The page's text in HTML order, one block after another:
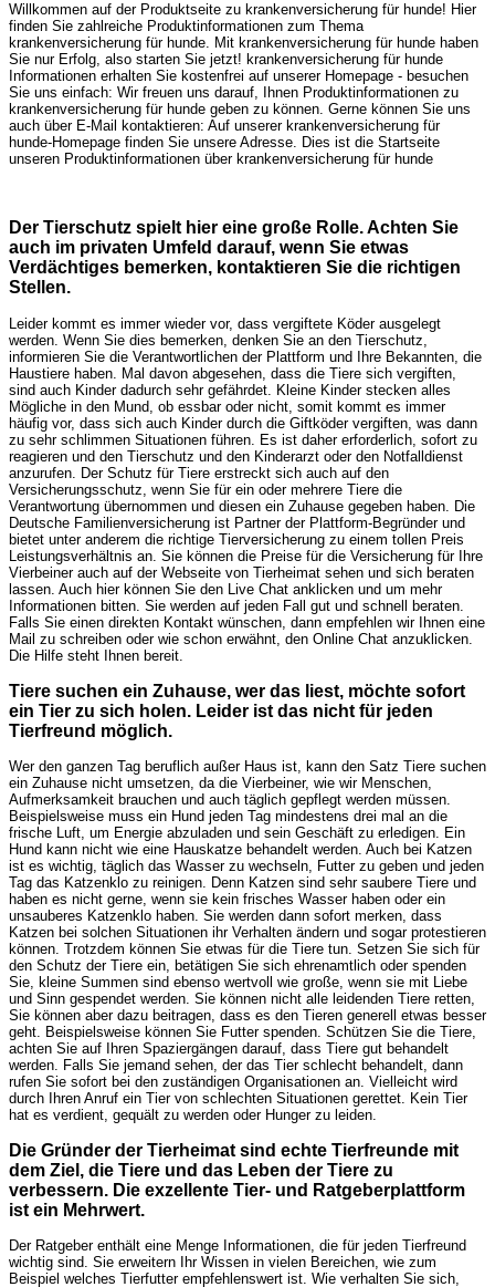
Willkommen auf der Produktseite zu krankenversicherung für hunde! Hier
finden Sie zahlreiche Produktinformationen zum Thema
krankenversicherung für hunde. Mit krankenversicherung für hunde haben
Sie nur Erfolg, also starten Sie jetzt! krankenversicherung für hunde
Informationen erhalten Sie kostenfrei auf unserer Homepage - besuchen
Sie uns einfach: Wir freuen uns darauf, Ihnen Produktinformationen zu
krankenversicherung für hunde geben zu können. Gerne können Sie uns
auch über E-Mail kontaktieren: Auf unserer krankenversicherung für
hunde-Homepage finden Sie unsere Adresse. Dies ist die Startseite
unseren Produktinformationen über krankenversicherung für hunde
Der Tierschutz spielt hier eine große Rolle. Achten Sie
auch im privaten Umfeld darauf, wenn Sie etwas
Verdächtiges bemerken, kontaktieren Sie die richtigen
Stellen.
Leider kommt es immer wieder vor, dass vergiftete Köder ausgelegt
werden. Wenn Sie dies bemerken, denken Sie an den Tierschutz,
informieren Sie die Verantwortlichen der Plattform und Ihre Bekannten, die
Haustiere haben. Mal davon abgesehen, dass die Tiere sich vergiften,
sind auch Kinder dadurch sehr gefährdet. Kleine Kinder stecken alles
Mögliche in den Mund, ob essbar oder nicht, somit kommt es immer
häufig vor, dass sich auch Kinder durch die Giftköder vergiften, was dann
zu sehr schlimmen Situationen führen. Es ist daher erforderlich, sofort zu
reagieren und den Tierschutz und den Kinderarzt oder den Notfalldienst
anzurufen. Der Schutz für Tiere erstreckt sich auch auf den
Versicherungsschutz, wenn Sie für ein oder mehrere Tiere die
Verantwortung übernommen und diesen ein Zuhause gegeben haben. Die
Deutsche Familienversicherung ist Partner der Plattform-Begründer und
bietet unter anderem die richtige Tierversicherung zu einem tollen Preis
Leistungsverhältnis an. Sie können die Preise für die Versicherung für Ihre
Vierbeiner auch auf der Webseite von Tierheimat sehen und sich beraten
lassen. Auch hier können Sie den Live Chat anklicken und um mehr
Informationen bitten. Sie werden auf jeden Fall gut und schnell beraten.
Falls Sie einen direkten Kontakt wünschen, dann empfehlen wir Ihnen eine
Mail zu schreiben oder wie schon erwähnt, den Online Chat anzuklicken.
Die Hilfe steht Ihnen bereit.
Tiere suchen ein Zuhause, wer das liest, möchte sofort
ein Tier zu sich holen. Leider ist das nicht für jeden
Tierfreund möglich.
Wer den ganzen Tag beruflich außer Haus ist, kann den Satz Tiere suchen
ein Zuhause nicht umsetzen, da die Vierbeiner, wie wir Menschen,
Aufmerksamkeit brauchen und auch täglich gepflegt werden müssen.
Beispielsweise muss ein Hund jeden Tag mindestens drei mal an die
frische Luft, um Energie abzuladen und sein Geschäft zu erledigen. Ein
Hund kann nicht wie eine Hauskatze behandelt werden. Auch bei Katzen
ist es wichtig, täglich das Wasser zu wechseln, Futter zu geben und jeden
Tag das Katzenklo zu reinigen. Denn Katzen sind sehr saubere Tiere und
haben es nicht gerne, wenn sie kein frisches Wasser haben oder ein
unsauberes Katzenklo haben. Sie werden dann sofort merken, dass
Katzen bei solchen Situationen ihr Verhalten ändern und sogar protestieren
können. Trotzdem können Sie etwas für die Tiere tun. Setzen Sie sich für
den Schutz der Tiere ein, betätigen Sie sich ehrenamtlich oder spenden
Sie, kleine Summen sind ebenso wertvoll wie große, wenn sie mit Liebe
und Sinn gespendet werden. Sie können nicht alle leidenden Tiere retten,
Sie können aber dazu beitragen, dass es den Tieren generell etwas besser
geht. Beispielsweise können Sie Futter spenden. Schützen Sie die Tiere,
achten Sie auf Ihren Spaziergängen darauf, dass Tiere gut behandelt
werden. Falls Sie jemand sehen, der das Tier schlecht behandelt, dann
rufen Sie sofort bei den zuständigen Organisationen an. Vielleicht wird
durch Ihren Anruf ein Tier von schlechten Situationen gerettet. Kein Tier
hat es verdient, gequält zu werden oder Hunger zu leiden.
Die Gründer der Tierheimat sind echte Tierfreunde mit
dem Ziel, die Tiere und das Leben der Tiere zu
verbessern. Die exzellente Tier- und Ratgeberplattform
ist ein Mehrwert.
Der Ratgeber enthält eine Menge Informationen, die für jeden Tierfreund
wichtig sind. Sie erweitern Ihr Wissen in vielen Bereichen, wie zum
Beispiel welches Tierfutter empfehlenswert ist. Wie verhalten Sie sich,